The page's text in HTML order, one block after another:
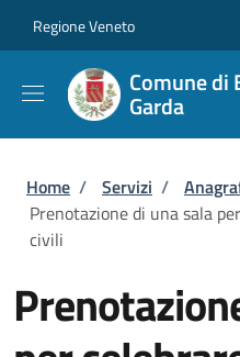
Regione Veneto
Comune di
Garda
Briciole di
Home / Servizi /
Prenotazione di una sala
civili